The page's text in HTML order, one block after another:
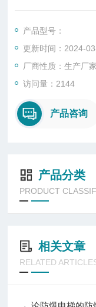
2、防护等级：IP54
4、安装形式：挂式
产品型号：
更新时间：2024-
厂商性质：生产厂家
访问量：2144
产品咨询
产品分类
PRODUCT
相关文章
RELATED